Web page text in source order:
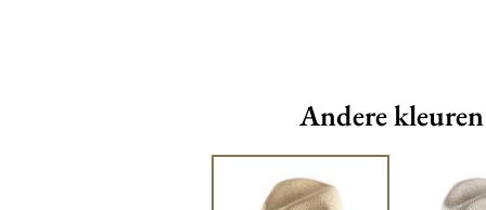
Andere kleuren